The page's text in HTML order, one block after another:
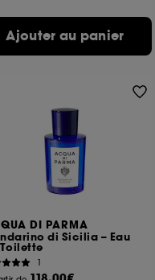
Ajouter au panier
DI PARMA
di Sicilia – Eau
1